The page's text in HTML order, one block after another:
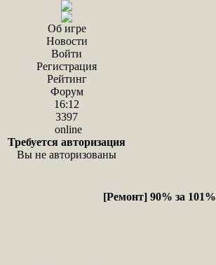
Об игре
Новости
Войти
Регистрация
Рейтинг
Форум
16:12
3397
online
Требуется авторизация
Вы не авторизованы
[Ремонт] 90% за 101%